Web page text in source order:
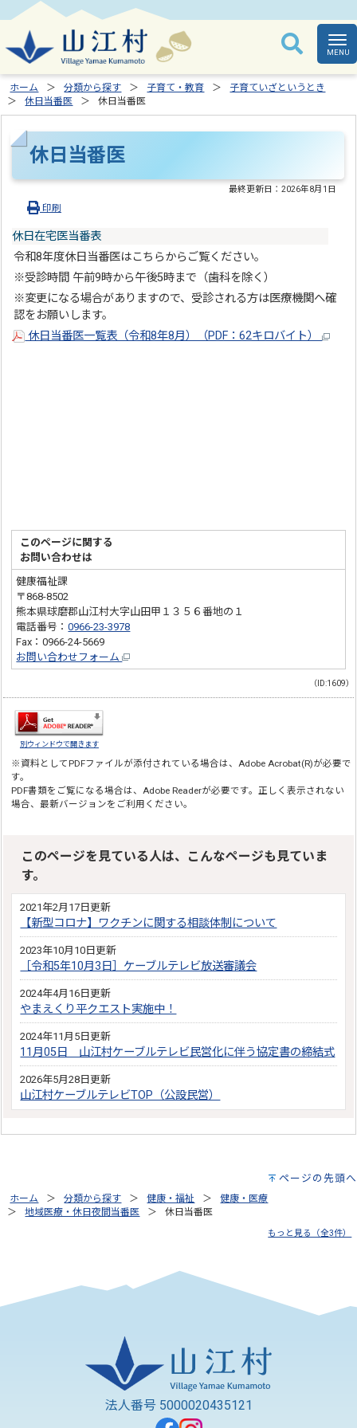
ホーム 分類から探す 子育て・教育
子育ていざというとき
休日当番医
休日当番医
休日当番医
最終更新日：2026年8月1日
印刷
休日在宅医当番表
令和8年度休日当番医はこちらからご覧ください。
※受診時間 午前9時から午後5時まで（歯科を除く）
※変更になる場合がありますので、受診される方は医療機関へ確
認をお願いします。
休日当番医一覧表（令和8年8月）（PDF：62キロバイト）
このページに関する
お問い合わせは
健康福祉課
〒868-8502
熊本県球磨郡山江村大字山田甲１３５６番地の１
電話番号：0966-23-3978
Fax：0966-24-5669
お問い合わせフォーム
（ID:1609）
別ウィンドウで開きます
※資料としてPDFファイルが添付されている場合は、 Adobe Acrobat(R)が必要で
す。
PDF書類をご覧になる場合は、 Adobe Readerが必要です。正しく表示されない
場合、最新バージョンをご利用ください。
このページを見ている人は、こんなページも見ていま
す。
2021年2月17日更新
【新型コロナ】ワクチンに関する相談体制について
2023年10月10日更新
［令和5年10月3日］ケーブルテレビ放送審議会
2024年4月16日更新
やまえくり平クエスト実施中！
2024年11月5日更新
11月05日 山江村ケーブルテレビ民営化に伴う協定書の締結式
2026年5月28日更新
山江村ケーブルテレビTOP（公設民営）
ページの先頭へ
ホーム 分類から探す 健康・福祉
健康・医療
地域医療・休日夜間当番医
休日当番医
もっと見る（全3件）
法人番号 5000020435121